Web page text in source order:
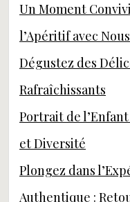
Un Moment
l’Apéritif avec Nous
Dégustez des
Rafraîchissants
Portrait de
et Diversité
Plongez dans
Authentique :